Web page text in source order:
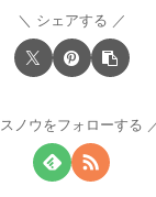
シェアする
スノウをフォローする